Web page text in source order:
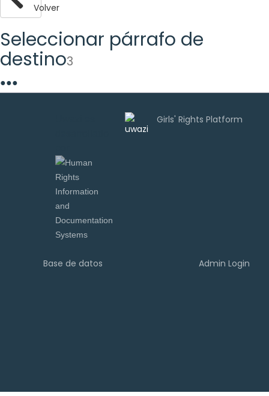
Volver
Seleccionar párrafo de
destino3
●●●
Base de datos Admin Login